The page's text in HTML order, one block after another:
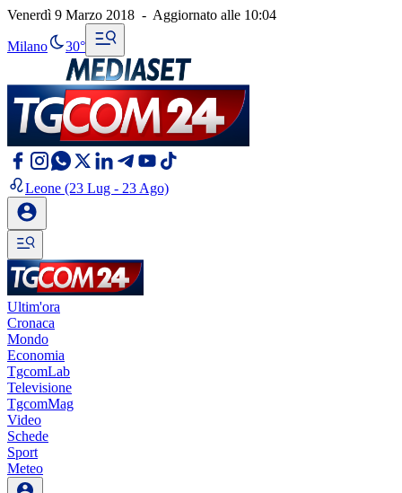
Venerdì 9 Marzo 2018 - Aggiornato alle 10:04
Milano 30°
Leone (23 Lug - 23 Ago)
Ultim'ora
Cronaca
Mondo
Economia
TgcomLab
Televisione
TgcomMag
Video
Schede
Sport
Meteo